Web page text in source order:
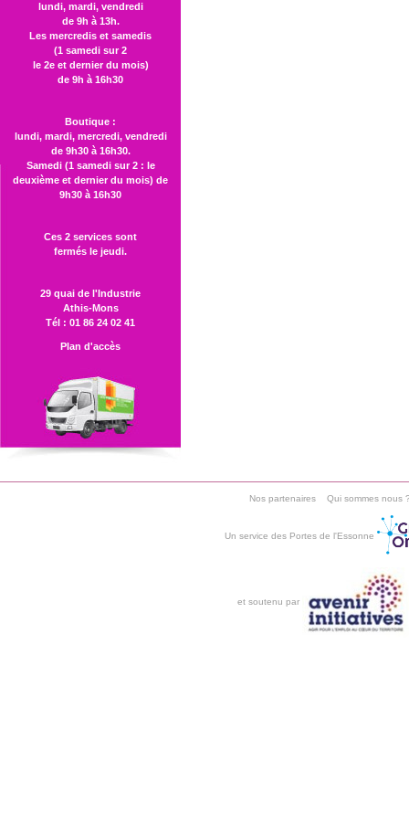
lundi, mardi, vendredi
de 9h à 13h.
Les mercredis et samedis
(1 samedi sur 2
le 2e et dernier du mois)
de 9h à 16h30
Boutique :
lundi, mardi, mercredi, vendredi
de 9h30 à 16h30.
Samedi (1 samedi sur 2 : le
deuxième et dernier du mois) de
9h30 à 16h30
Ces 2 services sont
fermés le jeudi.
29 quai de l'Industrie
Athis-Mons
Tél : 01 86 24 02 41
Plan d'accès
Nos partenaires Qui sommes nous
Un service des Portes de l'Essonne
et soutenu par